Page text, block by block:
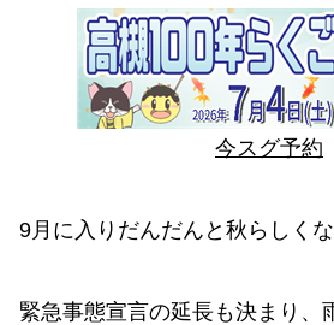
今スグ予約
9月に入りだんだんと秋らしくな
緊急事態宣言の延長も決まり、